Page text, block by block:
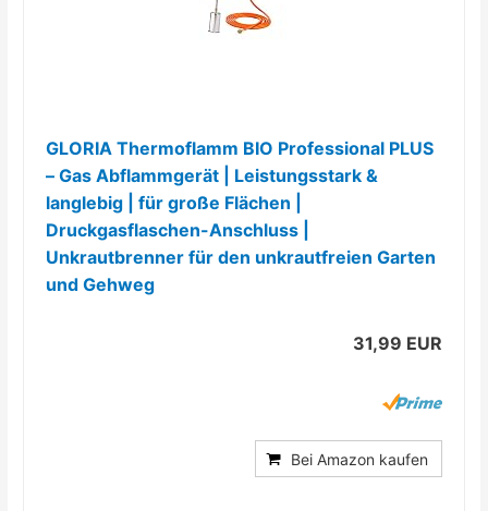
GLORIA Thermoflamm BIO Professional PLUS
– Gas Abflammgerät | Leistungsstark &
langlebig | für große Flächen |
Druckgasflaschen-Anschluss |
Unkrautbrenner für den unkrautfreien Garten
und Gehweg
31,99 EUR
Bei Amazon kaufen